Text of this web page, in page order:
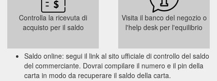
Controlla la ricevuta di
acquisto per il saldo
Visita il banco del negozio o
l'help desk per l'equilibrio
Saldo online: segui il link al sito ufficiale di controllo del saldo
del commerciante. Dovrai compilare il numero e il pin della
carta in modo da recuperare il saldo della carta.